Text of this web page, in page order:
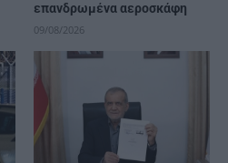
επανδρωμένα αεροσκάφη
09/08/2026